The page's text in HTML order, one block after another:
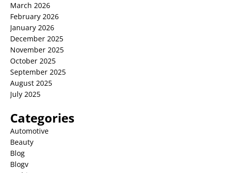
March 2026
February 2026
January 2026
December 2025
November 2025
October 2025
September 2025
August 2025
July 2025
Categories
Automotive
Beauty
Blog
Blogv